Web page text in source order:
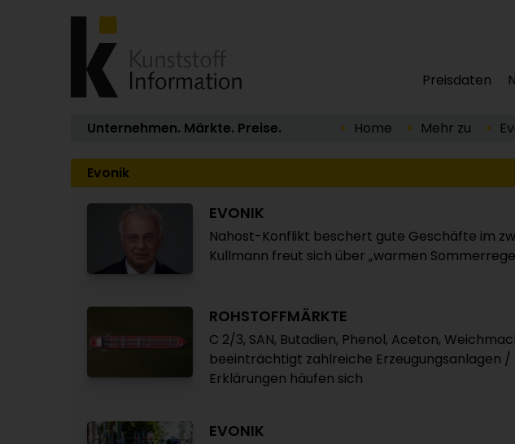
Preisdaten
Unternehmen. Märkte. Preise. Home Mehr zu
Evonik
EVONIK
Nahost-Konflikt beschert gute Geschäfte im
Kullmann freut sich über „warmen
ROHSTOFFMÄRKTE
C 2/3, SAN, Butadien, Phenol, Aceton,
beeinträchtigt zahlreiche Erzeugungsanlagen
Erklärungen häufen sich
EVONIK